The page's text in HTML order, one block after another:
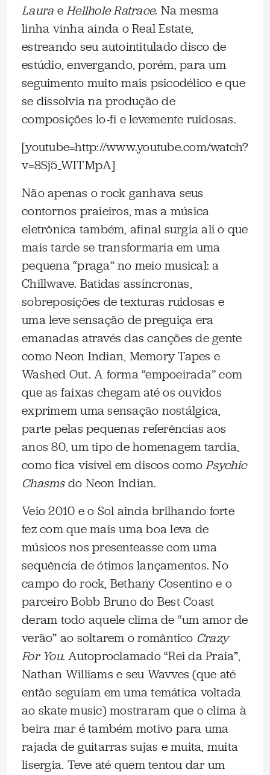
Laura eHellhole Ratrace. Na mesma
linha vinha ainda o Real Estate,
estreando seu autointitulado disco de
estúdio, envergando, porém, para um
seguimento muito mais psicodélico e que
se dissolvia na produção de
composições lo-fi e levemente ruidosas.
[youtube=http://www.youtube.com/watch?
v=8Sj5_WITMpA]
Não apenas o rock ganhava seus
contornos praieiros, mas a música
eletrônica também, afinal surgia ali o que
mais tarde se transformaria em uma
pequena “praga” no meio musical: a
Chillwave. Batidas assíncronas,
sobreposições de texturas ruidosas e
uma leve sensação de preguiça era
emanadas através das canções de gente
como Neon Indian, Memory Tapes e
Washed Out. A forma “empoeirada” com
que as faixas chegam até os ouvidos
exprimem uma sensação nostálgica,
parte pelas pequenas referências aos
anos 80, um tipo de homenagem tardia,
como fica visível em discos comoPsychic
Chasmsdo Neon Indian.
Veio 2010 e o Sol ainda brilhando forte
fez com que mais uma boa leva de
músicos nos presenteasse com uma
sequência de ótimos lançamentos. No
campo do rock, Bethany Cosentino e o
parceiro Bobb Bruno do Best Coast
deram todo aquele clima de “um amor de
verão” ao soltarem o romântico Crazy
For You. Autoproclamado “Rei da Praia”,
Nathan Williams e seu Wavves (que até
então seguiam em uma temática voltada
ao skate music) mostraram que o clima à
beira mar é também motivo para uma
rajada de guitarras sujas e muita, muita
lisergia. Teve até quem tentou dar um